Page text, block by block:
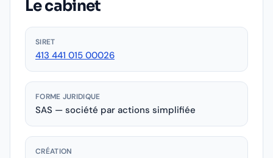
Le cabinet
SIRET
413 441 015 00026
FORME JURIDIQUE
SAS — société par actions simplifiée
CRÉATION